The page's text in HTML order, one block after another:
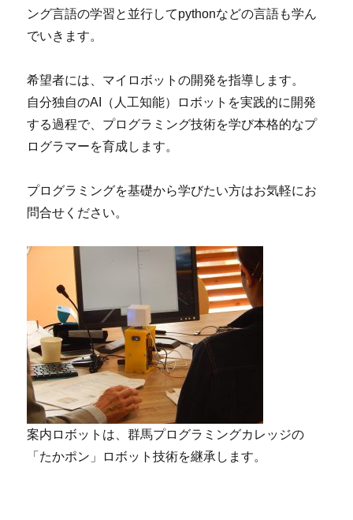
ング言語の学習と並行してpythonなどの言語も学ん
でいきます。
希望者には、マイロボットの開発を指導します。
自分独自のAI（人工知能）ロボットを実践的に開発
する過程で、プログラミング技術を学び本格的なプ
ログラマーを育成します。
プログラミングを基礎から学びたい方はお気軽にお
問合せください。
案内ロボットは、群馬プログラミングカレッジの
「たかポン」ロボット技術を継承します。